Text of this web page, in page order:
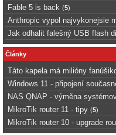
Fable 5 is back (5)
Anthropic vypol najvykonejsie
Jak odhalit falešný USB flash
Články
Táto kapela má milióny
Windows 11 - připojení
NAS QNAP - výměna
MikroTik router 11 - tipy (5)
MikroTik router 10 - upgrade